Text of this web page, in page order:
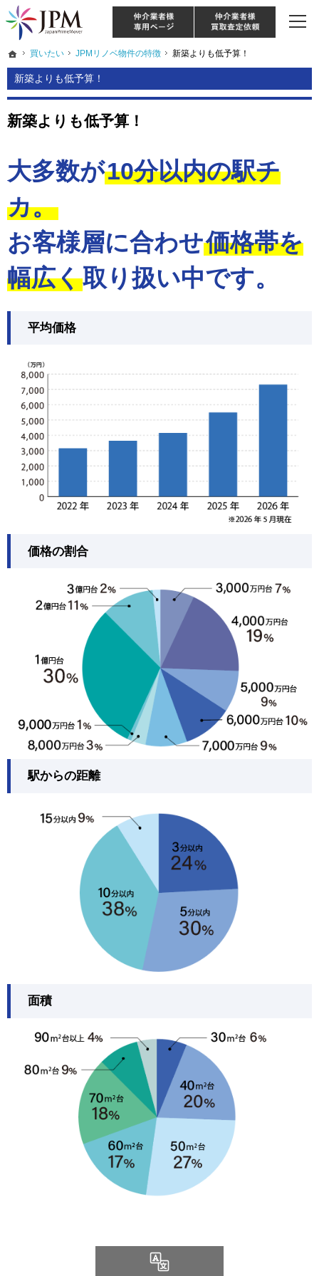
ホーム
買いたい JPMリノベ物件の特徴 新築よりも低予算！
新築よりも低予算！
東京・神奈川・埼玉・千葉のリノベーション住宅や中古マンションを手がける会
【物件買取強化中！】リノベーション住宅・不動産・中古マンションならJPM
新築よりも低予算！
大多数が10分以内の駅チ
カ。
お客様層に合わせ価格帯を
幅広く取り扱い中です。
平均価格
価格の割合
駅からの距離
面積
ホーム
買いたい JPMリノベ物件の特徴 新築よりも低予算！